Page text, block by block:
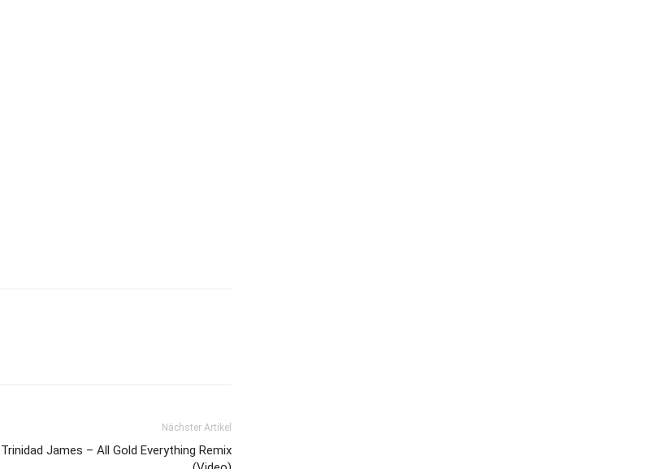
Nächster Artikel
Trinidad James – All Gold Everything Remix